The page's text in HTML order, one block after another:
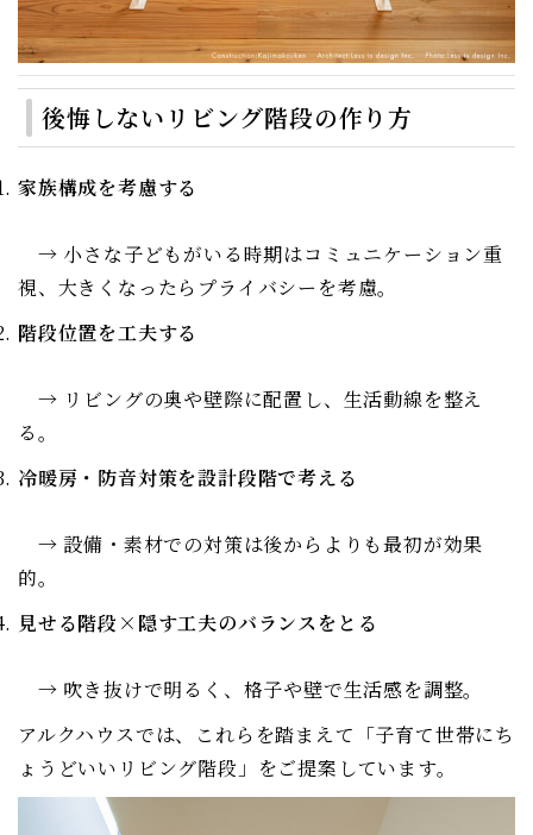
後悔しないリビング階段の作り方
家族構成を考慮する
→ 小さな子どもがいる時期はコミュニケーション重
視、大きくなったらプライバシーを考慮。
階段位置を工夫する
→ リビングの奥や壁際に配置し、生活動線を整え
る。
冷暖房・防音対策を設計段階で考える
→ 設備・素材での対策は後からよりも最初が効果
的。
見せる階段×隠す工夫のバランスをとる
→ 吹き抜けで明るく、格子や壁で生活感を調整。
アルクハウスでは、これらを踏まえて「子育て世帯にち
ょうどいいリビング階段」をご提案しています。